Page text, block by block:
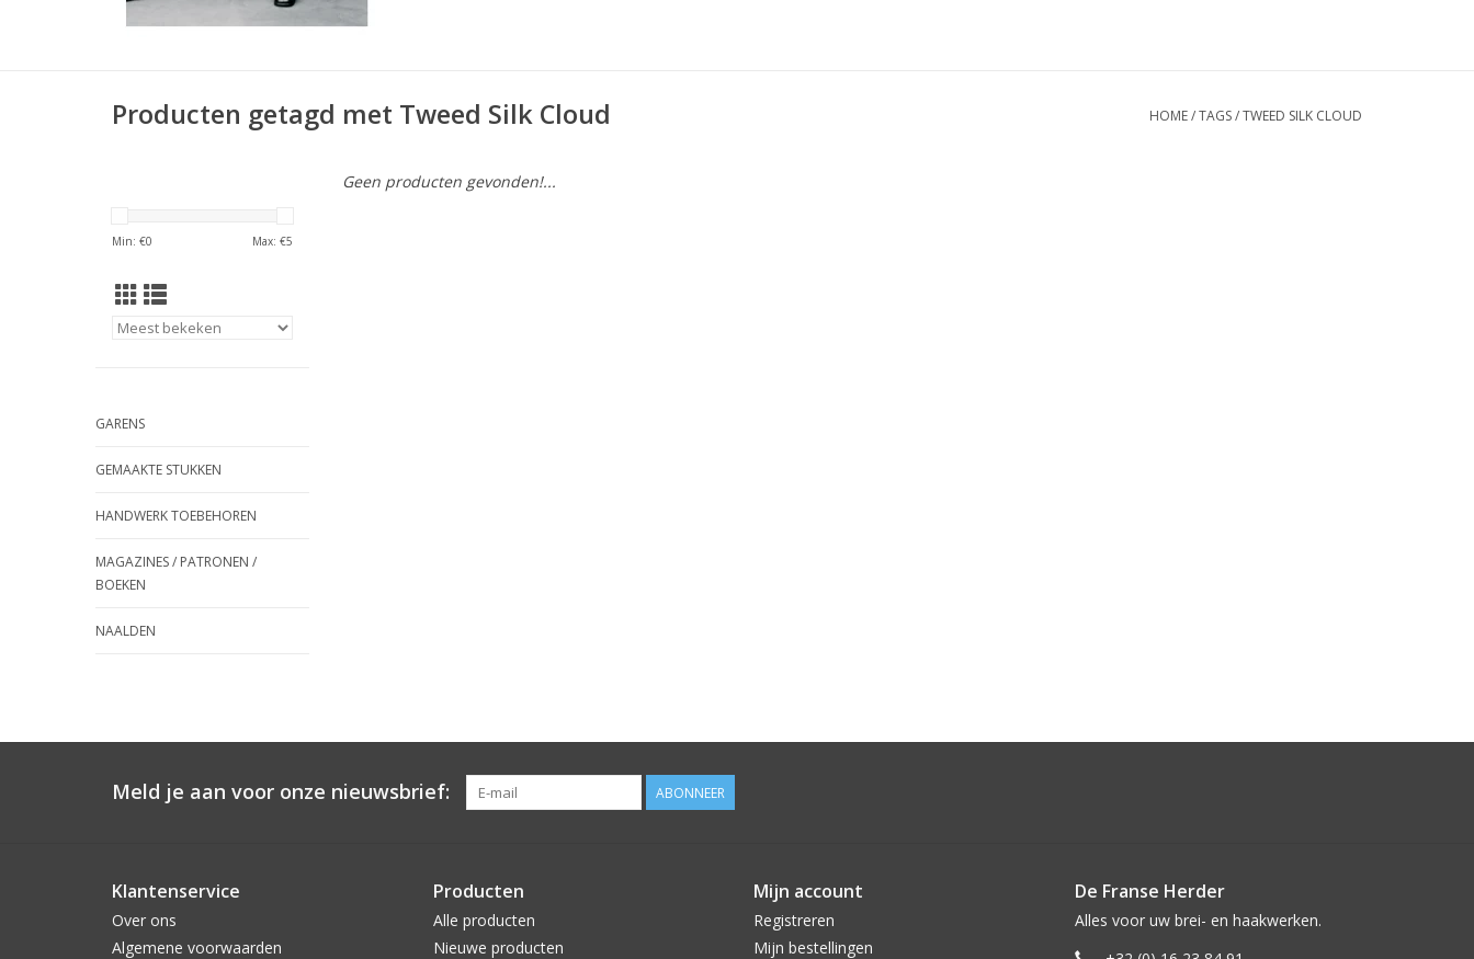
Producten getagd met Tweed Silk Cloud HOME/TAGS/TWEED SILK CLOUD
Min: €0 Max: €5
GARENS
GEMAAKTE STUKKEN
HANDWERK TOEBEHOREN
MAGAZINES / PATRONEN /
BOEKEN
NAALDEN
Geen producten gevonden!...
Meld je aan voor onze nieuwsbrief: ABONNEER
Klantenservice
Over ons
Algemene voorwaarden
Producten
Alle producten
Nieuwe producten
Mijn account
Registreren
Mijn bestellingen
De Franse Herder
Alles voor uw brei- en haakwerken.